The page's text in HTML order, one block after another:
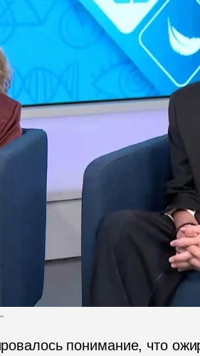
понимание, что